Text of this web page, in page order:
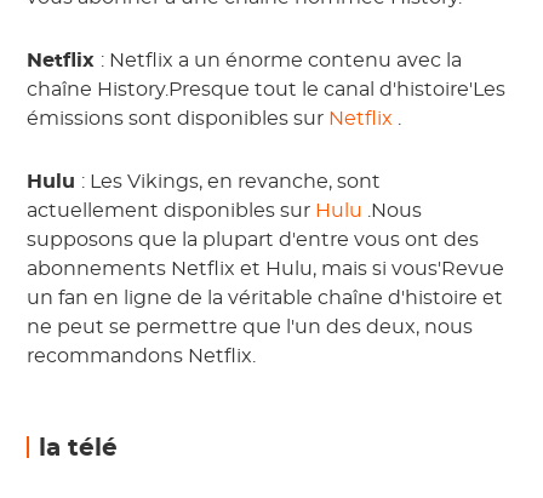
Netflix : Netflix a un énorme contenu avec la
chaîne History.Presque tout le canal d'histoire'Les
émissions sont disponibles sur Netflix
Hulu : Les Vikings, en revanche, sont
actuellement disponibles sur Hulu
.Nous
supposons que la plupart d'entre vous ont des
abonnements Netflix et Hulu, mais si vous'Revue
un fan en ligne de la véritable chaîne d'histoire et
ne peut se permettre que l'un des deux, nous
recommandons Netflix.
la télé